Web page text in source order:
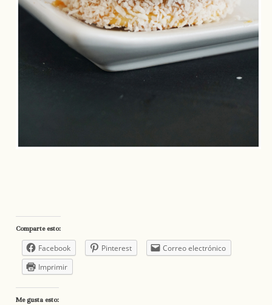
Comparte esto:
Facebook Pinterest
Correo electrónico
Imprimir
Me gusta esto: